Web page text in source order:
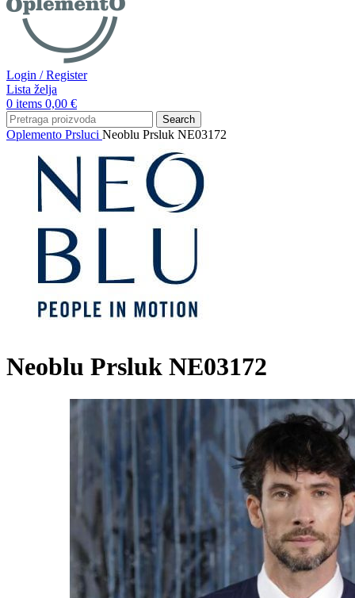
Login / Register
Lista želja
0 items 0,00 €
Search
Oplemento Prsluci Neoblu Prsluk NE03172
Neoblu Prsluk NE03172